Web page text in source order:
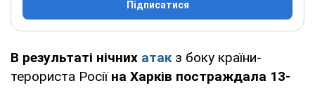
Підписатися
В результаті нічних атакз боку країни-
терориста Росії на Харків постраждала 13-